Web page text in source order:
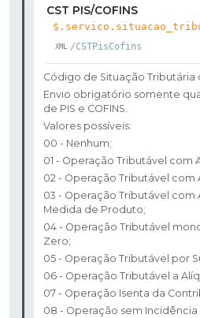
CST PIS/COFINS
/CSTPisCofins
Código de Situação Tributária
Envio obrigatório somente
de PIS e COFINS.
Valores possíveis:
00 - Nenhum;​
01 - Operação Tributável com
02 - Operação Tributável com
03 - Operação Tributável
Medida de Produto;​
04 - Operação Tributável
Zero; ​
05 - Operação Tributável por
06 - Operação Tributável a
07 - Operação Isenta da
08 - Operação sem Incidência